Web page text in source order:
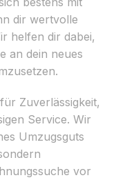
dir wertvolle
helfen dir dabei,
an dein neues
Zuverlässigkeit,
Service. Wir
Umzugsguts
vor